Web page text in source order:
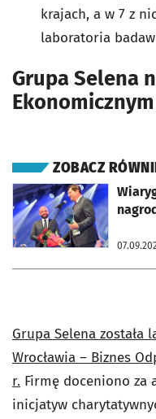
krajach, a w 7 z
laboratoria
Grupa Selena
ZOBACZ
otworzy się w nowej karcie
Grupa Selena została
Wrocławia – Biznes
r. Firmę doceniono za
inicjatyw